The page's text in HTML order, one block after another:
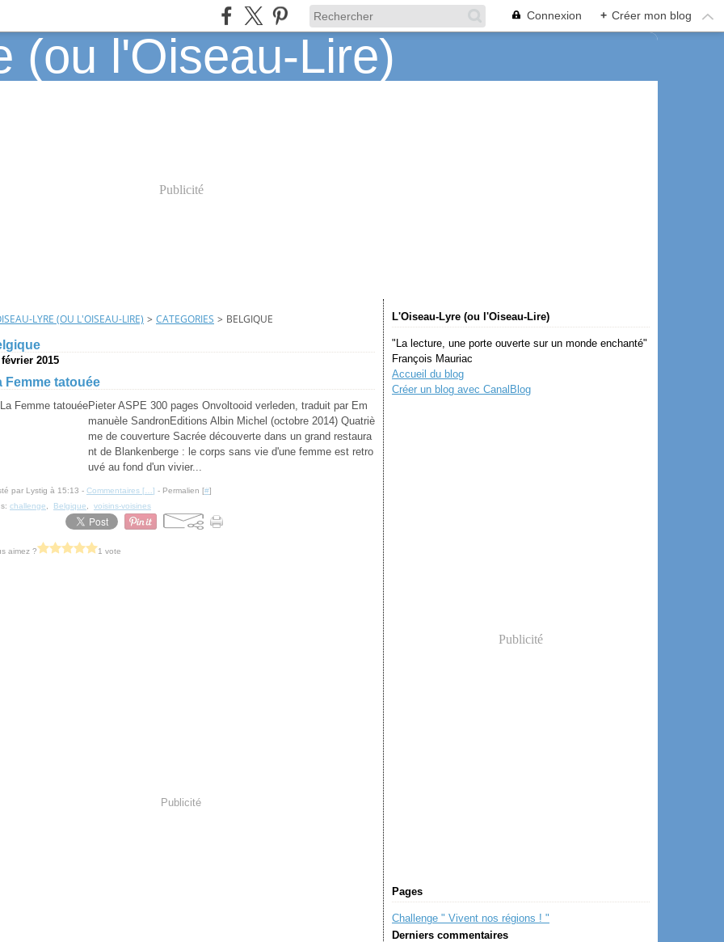
Connexion + Créer mon blog
Publicité
LYRE (OU L'OISEAU-LIRE) > CATEGORIES > BELGIQUE
février 2015
Femme tatouée
Pieter ASPE 300 pages Onvoltooid verleden, traduit par Em
manuèle SandronEditions Albin Michel (octobre 2014) Quatriè
me de couverture Sacrée découverte dans un grand restaura
nt de Blankenberge : le corps sans vie d'une femme est retro
uvé au fond d'un vivier...
par Lystig à 15:13 - Commentaires [ ] - Permalien [#]
challenge Belgique voisins-voisines
aimez ? 1 vote
Publicité
L'Oiseau-Lyre (ou l'Oiseau-Lire)
"La lecture, une porte ouverte sur un monde enchanté"
François Mauriac
Accueil du blog
Créer un blog avec CanalBlog
Publicité
Pages
Challenge " Vivent nos régions ! "
Derniers commentaires